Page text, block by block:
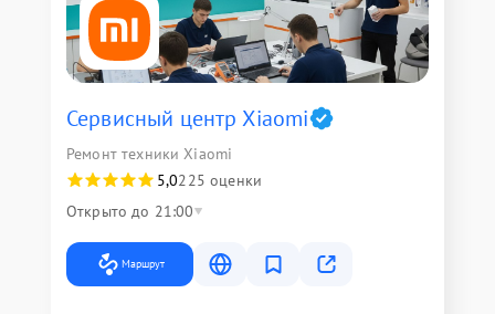
Сервисный центр Xiaomi
Ремонт техники Xiaomi
5,0225 оценки
Открыто до 21:00
Маршрут